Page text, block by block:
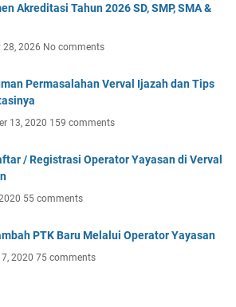
Akreditasi Tahun 2026 SD, SMP, SMA &
28, 2026 No comments
Permasalahan Verval Ijazah dan Tips
13, 2020 159 comments
/ Registrasi Operator Yayasan di Verval
55 comments
PTK Baru Melalui Operator Yayasan
2020 75 comments